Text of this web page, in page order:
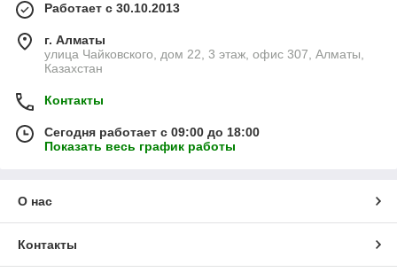
Работает с 30.10.2013
г. Алматы
улица Чайковского, дом 22, 3 этаж, офис 307, Алматы,
Казахстан
Контакты
Сегодня работает с 09:00 до 18:00
Показать весь график работы
О нас
Контакты